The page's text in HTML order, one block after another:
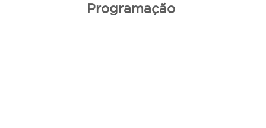
Programação